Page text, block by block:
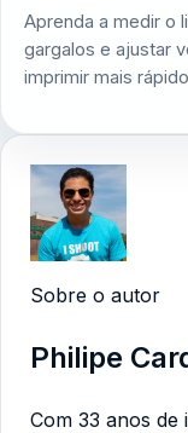
Aprenda a medir o
gargalos e ajustar
imprimir mais
Sobre o autor
Philipe
Com 33 anos de